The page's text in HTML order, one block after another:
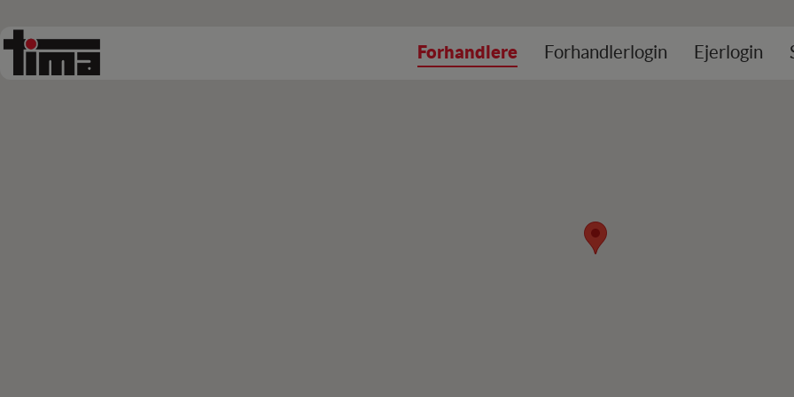
Forhandlere Forhandlerlogin Ejerlogin